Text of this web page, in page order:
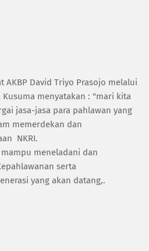
AKBP David Triyo Prasojo melalui
Kusuma menyatakan : "mari kita
jasa-jasa para pahlawan yang
memerdekan dan
NKRI.
meneladani dan
serta
yang akan datang,.